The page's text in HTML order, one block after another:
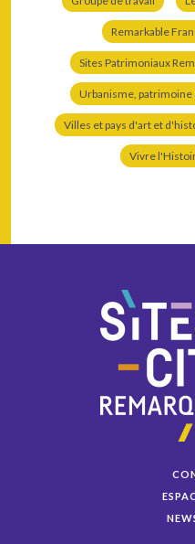
Remarkable
Sites Patrimoniaux
Urbanisme,
Villes et pays d'art et
Vivre